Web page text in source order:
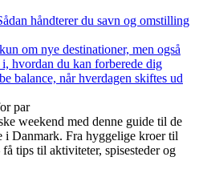
håndterer du savn og omstilling
om nye destinationer, men også
hvordan du kan forberede dig
balance, når hverdagen skiftes ud
par
weekend med denne guide til de
i Danmark. Fra hyggelige kroer til
tips til aktiviteter, spisesteder og